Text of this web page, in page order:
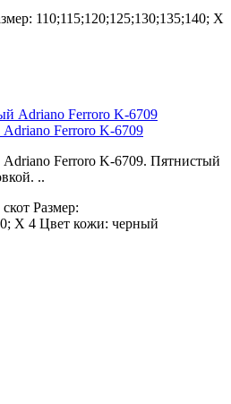
110;115;120;125;130;135;140; Х
Ferroro K-6709
Ferroro K-6709. Пятнистый
..
Размер:
Х 4 Цвет кожи: черный